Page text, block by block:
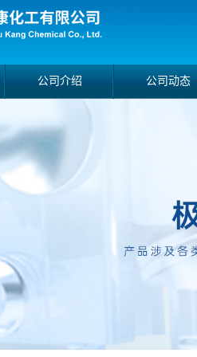
公司介绍 公司动态